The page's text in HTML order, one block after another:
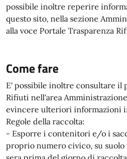
possibile inoltre reperire
questo sito, nella sezione
alla voce Portale Trasparenza
Come fare
E' possibile inoltre consultare il
Rifiuti nell'area
evincere ulteriori informazioni
Regole della raccolta:
- Esporre i contenitori e/o i
proprio numero civico, su